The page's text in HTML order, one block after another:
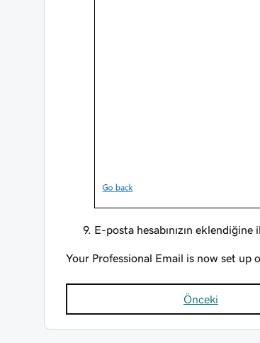
E-posta hesabınızın
Your Professional Email is now set
Önceki